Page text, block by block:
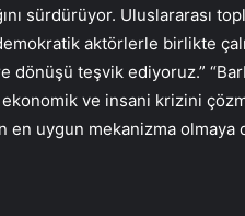
sürdürüyor. Uluslararası
aktörlerle birlikte
dönüşü teşvik ediyoruz.”
ve insani krizini
uygun mekanizma olmaya